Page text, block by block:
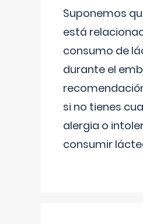
Suponemos
está
consumo de
durante el
si no tienes
alergia o
consumir